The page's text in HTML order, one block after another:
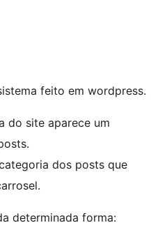
feito em wordpress.
do site aparece um
dos posts que
determinada forma: